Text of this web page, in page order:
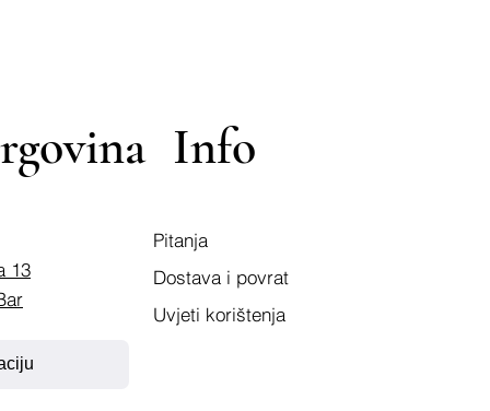
13
Info
Pitanja
Dostava i povrat
Uvjeti korištenja